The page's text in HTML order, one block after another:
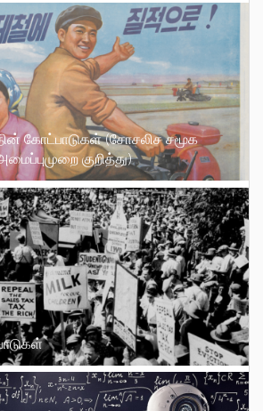
கோட்பாடுகள் (சோசலிச சமூக
குறித்து)